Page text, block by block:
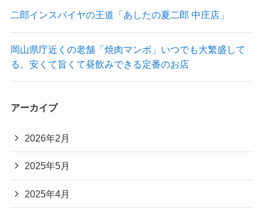
二郎インスパイヤの王道「あしたの夏二郎 中庄店」
岡山県庁近くの老舗「焼肉マンボ」いつでも大繁盛して
る。安くて旨くて昼飲みできる定番のお店
アーカイブ
2026年2月
2025年5月
2025年4月